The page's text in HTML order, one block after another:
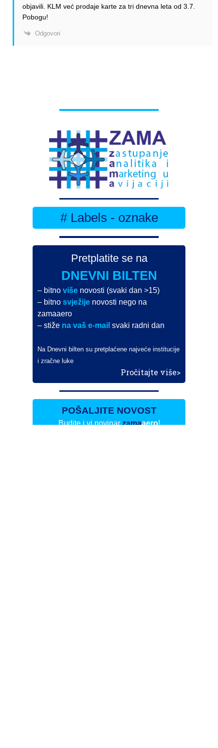
objavili. KLM već prodaje karte za tri dnevna leta od 3.7.
Pobogu!
Odgovori
# Labels - oznake
Pretplatite se na
DNEVNI BILTEN
– bitnoviše novosti (svaki dan >15)
– bitnosvježije novosti nego na
zamaaero
– stiže na vaš e-mail svaki radni dan
Na Dnevni bilten su pretplaćene najveće institucije
i zračne luke
Pročitajte više>
POŠALJITE NOVOST
Budite i vi novinarzamaaero!